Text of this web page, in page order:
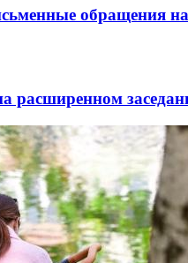
обращения